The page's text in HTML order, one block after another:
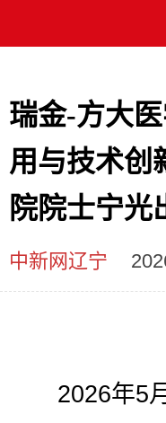
瑞金-方大
用与技术创
院院士宁光
中新网辽宁
2026年5月